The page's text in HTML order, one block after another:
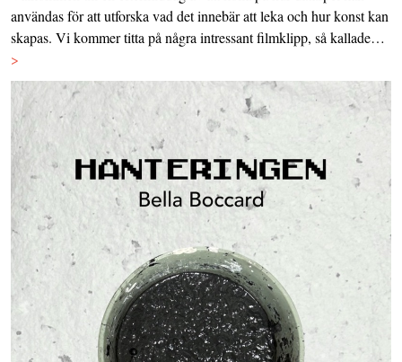
användas för att utforska vad det innebär att leka och hur konst kan
skapas. Vi kommer titta på några intressant filmklipp, så kallade…
>